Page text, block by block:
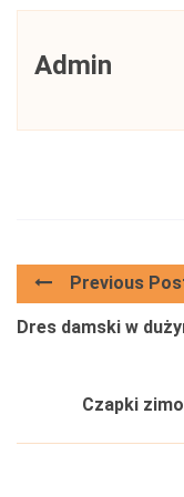
Admin
Previous
Dres damski w
Czapki